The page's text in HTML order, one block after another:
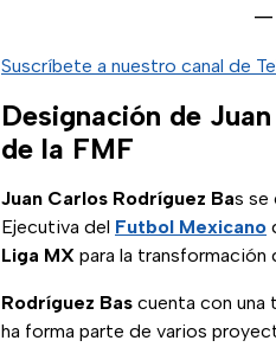
—
Suscríbete a nuestro canal de
Designación de
de la FMF
Juan Carlos Rodríguez Bas se
Ejecutiva del Futbol Mexicano
Liga MX para la transformación
Rodríguez Bas cuenta con una
ha forma parte de varios